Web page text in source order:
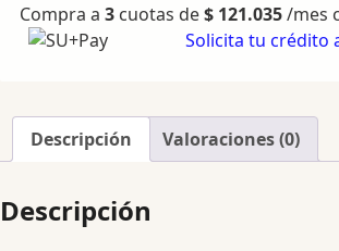
Compra a 3 cuotas de$ 121.035/mes
Solicita tu crédito
Descripción Valoraciones (0)
Descripción